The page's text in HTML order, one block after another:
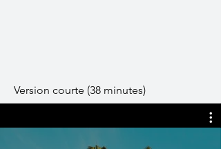
Version courte (38 minutes)